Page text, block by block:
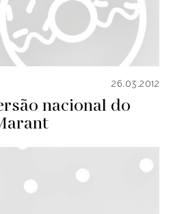
26.03.2012
nacional do